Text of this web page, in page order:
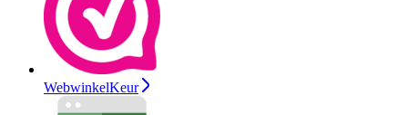
WebwinkelKeur